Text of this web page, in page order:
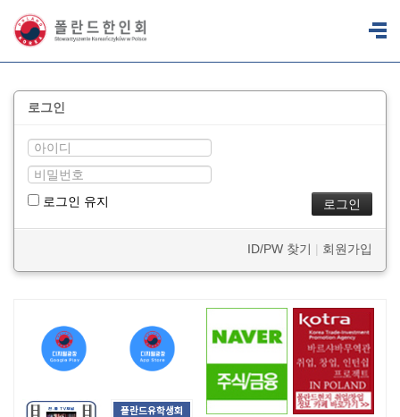
로그인
로그인 유지
ID/PW 찾기 | 회원가입